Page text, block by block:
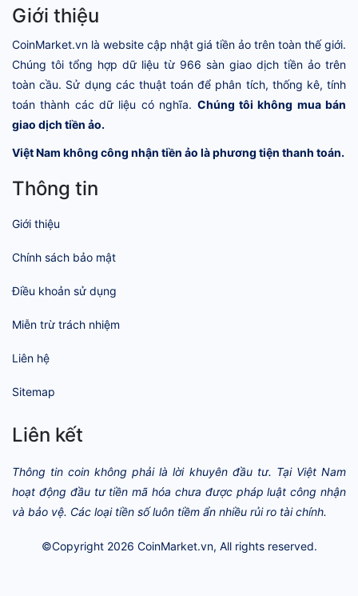
Giới thiệu
CoinMarket.vn là website cập nhật giá tiền ảo trên toàn thế giới.
Chúng tôi tổng hợp dữ liệu từ 966 sàn giao dịch tiền ảo trên
toàn cầu. Sử dụng các thuật toán để phân tích, thống kê, tính
toán thành các dữ liệu có nghĩa. Chúng tôi không mua bán
giao dịch tiền ảo.
Việt Nam không công nhận tiền ảo là phương tiện thanh toán.
Thông tin
Giới thiệu
Chính sách bảo mật
Điều khoản sử dụng
Miễn trừ trách nhiệm
Liên hệ
Sitemap
Liên kết
Thông tin coin không phải là lời khuyên đầu tư. Tại Việt Nam
hoạt động đầu tư tiền mã hóa chưa được pháp luật công nhận
và bảo vệ. Các loại tiền số luôn tiềm ẩn nhiều rủi ro tài chính.
©Copyright 2026 CoinMarket.vn, All rights reserved.